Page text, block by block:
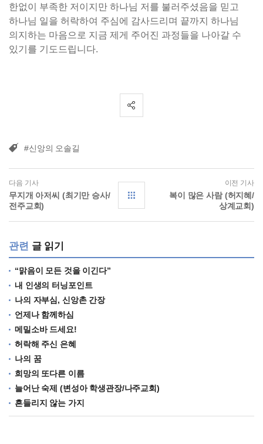
한없이 부족한 저이지만 하나님 저를 불러주셨음을 믿고
하나님 일을 허락하여 주심에 감사드리며 끝까지 하나님
의지하는 마음으로 지금 제게 주어진 과정들을 나아갈 수
있기를 기도드립니다.
#신앙의 오솔길
다음 기사
무지개 아저씨 (최기만 승사/
전주교회)
이전 기사
복이 많은 사람 (허지혜/
상계교회)
관련 글 읽기
“맑음이 모든 것을 이긴다”
내 인생의 터닝포인트
나의 자부심, 신앙촌 간장
언제나 함께하심
메밀소바 드세요!
허락해 주신 은혜
나의 꿈
희망의 또다른 이름
늘어난 숙제 (변성아 학생관장/나주교회)
흔들리지 않는 가지